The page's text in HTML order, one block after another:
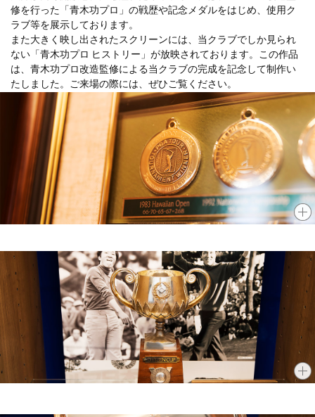
修を行った「青木功プロ」の戦歴や記念メダルをはじめ、使用ク
ラブ等を展示しております。
また大きく映し出されたスクリーンには、当クラブでしか見られ
ない「青木功プロ ヒストリー」が放映されております。この作品
は、青木功プロ改造監修による当クラブの完成を記念して制作い
たしました。ご来場の際には、ぜひご覧ください。